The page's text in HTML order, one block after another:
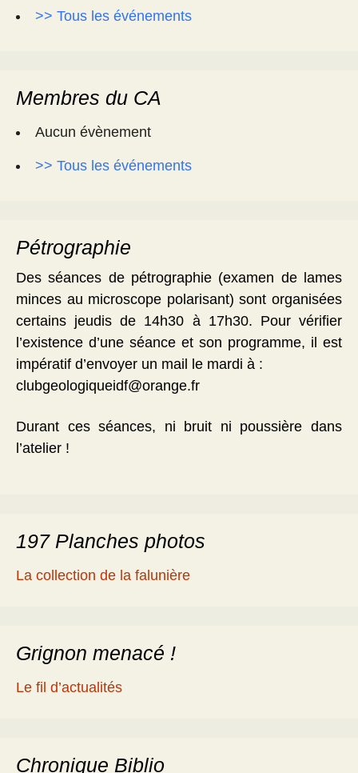
>> Tous les événements
Membres du CA
Aucun évènement
>> Tous les événements
Pétrographie
Des séances de pétrographie (examen de lames
minces au microscope polarisant) sont organisées
certains jeudis de 14h30 à 17h30. Pour vérifier
l’existence d’une séance et son programme, il est
impératif d’envoyer un mail le mardi à :
clubgeologiqueidf@orange.fr
Durant ces séances, ni bruit ni poussière dans
l’atelier !
197 Planches photos
La collection de la falunière
Grignon menacé !
Le fil d’actualités
Chronique Biblio